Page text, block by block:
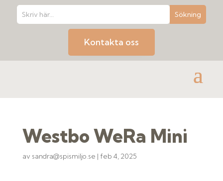
Kontakta oss
Westbo WeRa Mini
av sandra@spismiljo.se | feb 4, 2025